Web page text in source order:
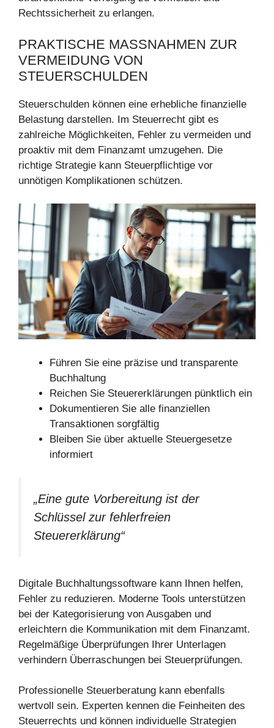
Rechtssicherheit zu erlangen.
PRAKTISCHE MASSNAHMEN ZUR V
ERMEIDUNG VON S
TEUERSCHULDEN
Steuerschulden können eine erhebliche finanzielle
Belastung darstellen. Im Steuerrecht gibt es
zahlreiche Möglichkeiten, Fehler zu vermeiden und
proaktiv mit dem Finanzamt umzugehen. Die
richtige Strategie kann Steuerpflichtige vor
unnötigen Komplikationen schützen.
Führen Sie eine präzise und transparente
Buchhaltung
Reichen Sie Steuererklärungen pünktlich ein
Dokumentieren Sie alle finanziellen
Transaktionen sorgfältig
Bleiben Sie über aktuelle Steuergesetze
informiert
„Eine gute Vorbereitung ist der
Schlüssel zur fehlerfreien
Steuererklärung“
Digitale Buchhaltungssoftware kann Ihnen helfen,
Fehler zu reduzieren. Moderne Tools unterstützen
bei der Kategorisierung von Ausgaben und
erleichtern die Kommunikation mit dem Finanzamt.
Regelmäßige Überprüfungen Ihrer Unterlagen
verhindern Überraschungen bei Steuerprüfungen.
Professionelle Steuerberatung kann ebenfalls
wertvoll sein. Experten kennen die Feinheiten des
Steuerrechts und können individuelle Strategien